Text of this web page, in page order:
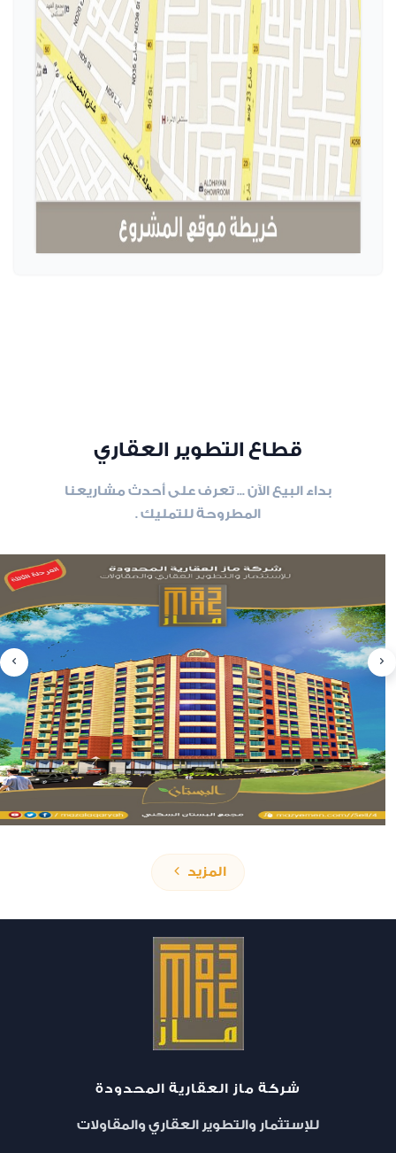
قطاع التطوير العقاري
بداء البيع الآن ... تعرف على أحدث مشاريعنا
المطروحة للتمليك .
slide8of 6
تمليك
مجمع البستان السكني - المرحلة الثالثة
المزيد
شركة ماز العقارية المحدودة
للإستثمار والتطوير العقاري والمقاولات